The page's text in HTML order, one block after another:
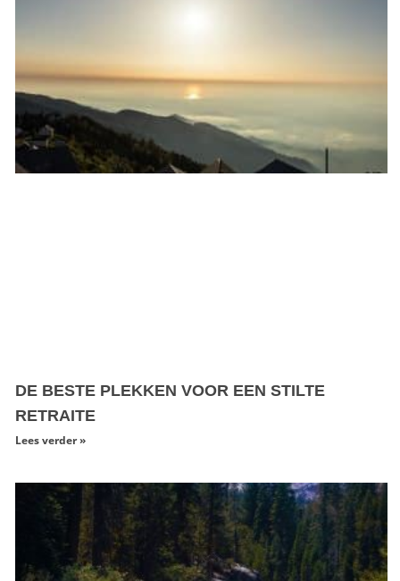
DE BESTE PLEKKEN VOOR EEN STILTE
RETRAITE
Lees verder »